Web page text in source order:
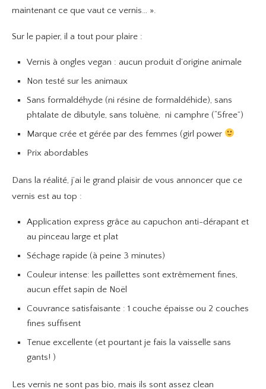
maintenant ce que vaut ce vernis… ».
Sur le papier, il a tout pour plaire :
Vernis à ongles vegan : aucun produit d’origine animale
Non testé sur les animaux
Sans formaldéhyde (ni résine de formaldéhide), sans
phtalate de dibutyle, sans toluène, ni camphre (“5free”)
Marque crée et gérée par des femmes (girl power
Prix abordables
Dans la réalité, j’ai le grand plaisir de vous annoncer que ce
vernis est au top :
Application express grâce au capuchon anti-dérapant et
au pinceau large et plat
Séchage rapide (à peine 3 minutes)
Couleur intense: les paillettes sont extrêmement fines,
aucun effet sapin de Noël
Couvrance satisfaisante : 1 couche épaisse ou 2 couches
fines suffisent
Tenue excellente (et pourtant je fais la vaisselle sans
gants! )
Les vernis ne sont pas bio, mais ils sont assez clean